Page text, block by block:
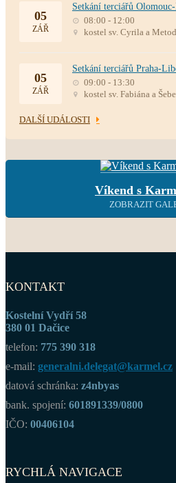
05
ZÁŘ
Setkání terciářů
08:00 - 12:00
kostel sv. Cyrila a
05
ZÁŘ
Setkání terciářů Praha-
09:00 - 13:30
kostel sv. Fabiána a
DALŠÍ UDÁLOSTI
Víkend s
ZOBRAZIT
KONTAKT
Kostelní Vydří 58
380 01 Dačice
telefon: 775 390 318
e-mail: generalni.delegat@karmel.cz
datová schránka: z4nbyas
bank. spojení: 601891339/0800
IČO: 00406104
RYCHLÁ NAVIGACE